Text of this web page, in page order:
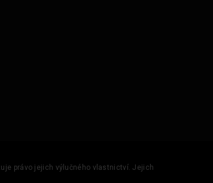
právo jejich výlučného vlastnictví. Jejich